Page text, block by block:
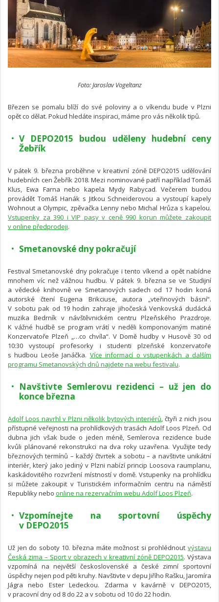
Foto: Jaroslav Vogeltanz
Březen se pomalu blíží do své poloviny a o víkendu bude v Plzni
opět co dělat. Pokud hledáte inspiraci, máme pro vás několik tipů.
V DEPO2015 budou uděleny hudební ceny
Žebřík
V pátek 9. března proběhne v kreativní zóně DEPO2015 udělování
hudebních cen Žebřík 2018. Mezi nominované patří například Tomáš
Klus, Ewa Farna nebo kapela Mydy Rabycad. Večerem budou
provádět Tomáš Hanák s Jitkou Schneiderovou a vystoupí kapely
Wohnout a Olympic, zpěvačka Lenny nebo Michal Hrůza s kapelou.
Vstupenky za 390 i VIP pasy v ceně 990 korun můžete zakoupit
v online předprodeji.
Smetanovské dny pokračují
Festival Smetanovské dny pokračuje i tento víkend a opět nabídne
mnohem víc než vážnou hudbu. V pátek 9. března se ve Studijní
a vědecké knihovně ve Smetanových sadech od 17 hodin koná
autorské čtení Eugena Brikciuse, autora „vteřinových básní“.
V sobotu pak od 19 hodin zahraje jihočeská Venkovská dudácká
muzika Bedrník v návštěvnickém centru Plzeňského Prazdroje.
K vážné hudbě se program vrátí v neděli komponovaným matiné
Konzervatoře Plzeň „…co chvíla“. V Domě hudby v Husově 30 od
10:30 vystoupí profesorky i studenti plzeňské konzervatoře
s hudbou Leoše Janáčka. Více informací o vstupenkách a dalším
programu Smetanovských dnů najdete na webu festivalu.
Navštivte Semlerovu rezidenci – už jen do
konce března
Adolf Loos navrhl v Plzni několik bytových interiérů, čtyři z nich jsou
přístupné veřejnosti na prohlídkových trasách Adolf Loos Plzeň. Od
dubna jich však bude o jeden méně, Semlerova rezidence bude
kvůli plánované rekonstrukci na dva roky uzavřena. Využijte tedy
březnových termínů – každý čtvrtek a sobotu – a navštivte unikátní
interiér, který jako jediný v Plzni nabízí princip Loosova raumplanu,
kaskádovitého rozvržení místností v domě. Vstupenky na prohlídku
si můžete zakoupit v Turistickém informačním centru na náměstí
Republiky nebo online na rezervačním webu Adolf Loos Plzeň.
Vzpomínejte na sportovní úspěchy
v DEPO2015
Už jen do soboty 10. března máte možnost si prohlédnout výstavu
Česká zima – Sport v obrazech v kreativní zóně DEPO2015. Výstava
vzpomíná na největší československé a české zimní sportovní
úspěchy nejen pod pěti kruhy. Navštivte v depu Jiřího Rašku, Jaromíra
Jágra nebo Ester Ledeckou. Zdarma v kavárně v DEPO2015,
v pracovní dny od 8 do 22 a v sobotu od 10 do 22 hodin.